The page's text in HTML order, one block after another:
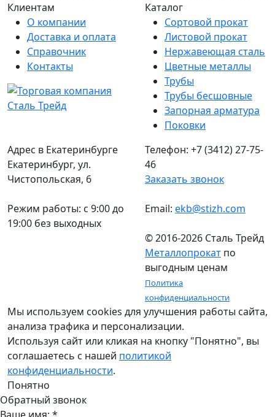
Клиентам
О компании
Доставка и оплата
Справочник
Контакты
Каталог
Сортовой прокат
Листовой прокат
Нержавеющая сталь
Цветные металлы
Трубы
Трубы бесшовные
Запорная арматура
Поковки
Адрес в Екатеринбурге
Екатеринбург, ул.
Чистопольская, 6
Режим работы: c 9:00 до
19:00 без выходных
Телефон: +7 (3412) 27-75-
46
Заказать звонок
Email: ekb@stizh.com
© 2016-2026 Сталь Трейд
Металлопрокат по
выгодным ценам
Политика
конфиденциальности
Мы используем cookies для улучшения работы сайта,
анализа трафика и персонализации.
Используя сайт или кликая на кнопку "Понятно", вы
соглашаетесь с нашей политикой
конфиденциальности.
Понятно
Обратный звонок